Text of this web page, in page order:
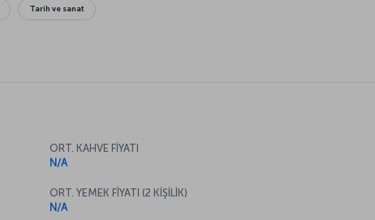
Tarih ve sanat
ORT. KAHVE FİYATI
N/A
ORT. YEMEK FİYATI (2 KİŞİLİK)
N/A